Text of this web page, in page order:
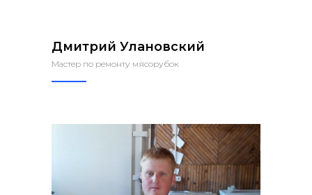
Дмитрий Улановский
Мастер по ремонту мясорубок